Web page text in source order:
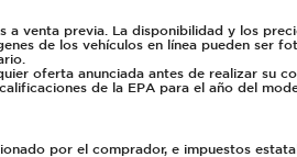
venta previa. La disponibilidad y los
de los vehículos en línea pueden ser
oferta anunciada antes de realizar su
de la EPA para el año del
por el comprador, e impuestos